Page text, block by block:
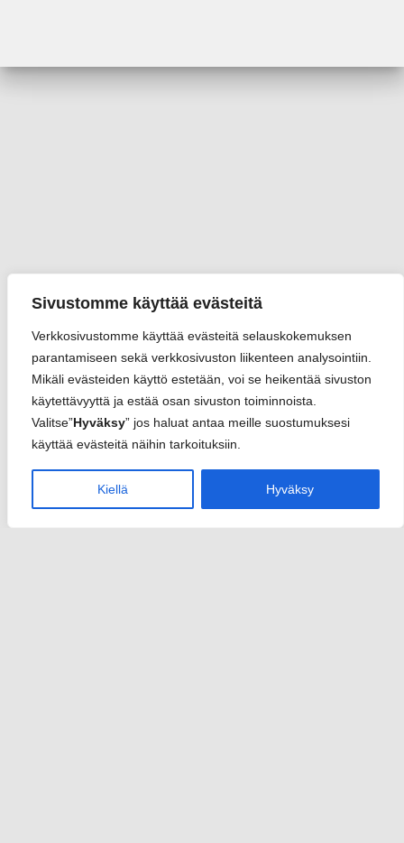
Sivustomme käyttää evästeitä
Verkkosivustomme käyttää evästeitä selauskokemuksen
parantamiseen sekä verkkosivuston liikenteen analysointiin.
Mikäli evästeiden käyttö estetään, voi se heikentää sivuston
käytettävyyttä ja estää osan sivuston toiminnoista.
Valitse”Hyväksy” jos haluat antaa meille suostumuksesi
käyttää evästeitä näihin tarkoituksiin.
Kiellä Hyväksy